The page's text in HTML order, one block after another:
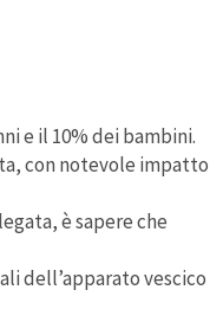
e il 10% dei bambini.
con notevole impatto
è sapere che
dell’apparato vescico